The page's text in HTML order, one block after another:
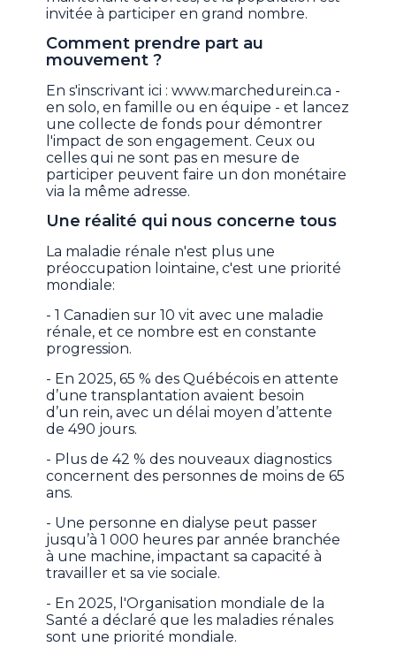
invitée à participer en grand nombre.
Comment prendre part au
mouvement ?
En s'inscrivant ici : www.marchedurein.ca -
en solo, en famille ou en équipe - et lancez
une collecte de fonds pour démontrer
l'impact de son engagement. Ceux ou
celles qui ne sont pas en mesure de
participer peuvent faire un don monétaire
via la même adresse.
Une réalité qui nous concerne tous
La maladie rénale n'est plus une
préoccupation lointaine, c'est une priorité
mondiale:
- 1 Canadien sur 10 vit avec une maladie
rénale, et ce nombre est en constante
progression.
- En 2025, 65 % des Québécois en attente
d’une transplantation avaient besoin
d’un rein, avec un délai moyen d’attente
de 490 jours.
- Plus de 42 % des nouveaux diagnostics
concernent des personnes de moins de 65
ans.
- Une personne en dialyse peut passer
jusqu’à 1 000 heures par année branchée
à une machine, impactant sa capacité à
travailler et sa vie sociale.
- En 2025, l'Organisation mondiale de la
Santé a déclaré que les maladies rénales
sont une priorité mondiale.